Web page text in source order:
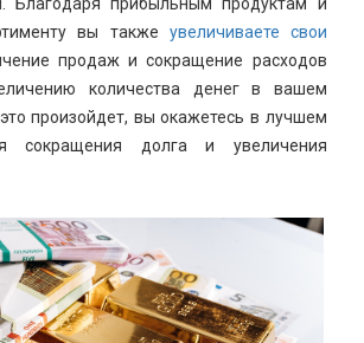
Благодаря прибыльным продуктам и
вы также увеличиваете свои
продаж и сокращение расходов
количества денег в вашем
произойдет, вы окажетесь в лучшем
сокращения долга и увеличения